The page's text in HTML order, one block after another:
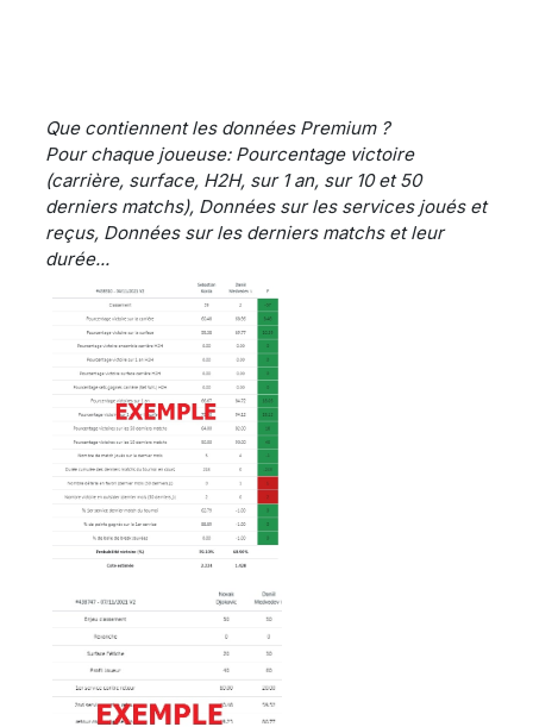
Que contiennent les données Premium ?
Pour chaque joueuse: Pourcentage victoire
(carrière, surface, H2H, sur 1 an, sur 10 et 50
derniers matchs), Données sur les services joués et
reçus, Données sur les derniers matchs et leur
durée...